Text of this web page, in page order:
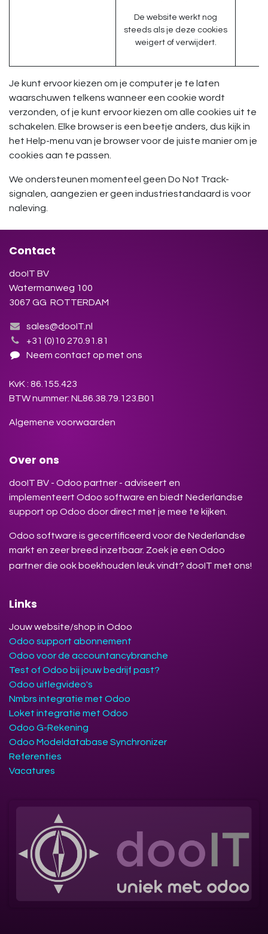
De website werkt nog
steeds als je deze cookies
weigert of verwijdert.
Je kunt ervoor kiezen om je computer je te laten
waarschuwen telkens wanneer een cookie wordt
verzonden, of je kunt ervoor kiezen om alle cookies uit te
schakelen. Elke browser is een beetje anders, dus kijk in
het Help-menu van je browser voor de juiste manier om je
cookies aan te passen.
We ondersteunen momenteel geen Do Not Track-
signalen, aangezien er geen industriestandaard is voor
naleving.
Contact
dooIT BV
Watermanweg 100
3067 GG ROTTERDAM
sales@dooIT.nl
+31 (0)10 270.91.81
Neem contact op met ons
KvK : 86.155.423
BTW nummer: NL86.38.79.123.B01
Algemene voorwaarden
Over ons
dooIT BV - Odoo partner - adviseert en
implementeert Odoo software en biedt Nederlandse
support op Odoo door direct met je mee te kijken.
Odoo software is gecertificeerd voor de Nederlandse
markt en zeer breed inzetbaar. Zoek je een Odoo
partner die ook boekhouden leuk vindt? dooIT met ons!
Links
Jouw website/shop in Odoo
Odoo support abonnement
Odoo voor de accountancybranche
Test of Odoo bij jouw bedrijf past?
Odoo uitlegvideo's
Nmbrs integratie met Odoo
Loket integratie met Odoo
Odoo G-Rekening
Odoo Modeldatabase Synchronizer
Referenties
Vacatures